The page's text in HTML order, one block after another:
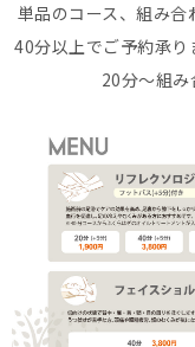
単品のコース、組み
40分以上でご予約承り
20分〜組み